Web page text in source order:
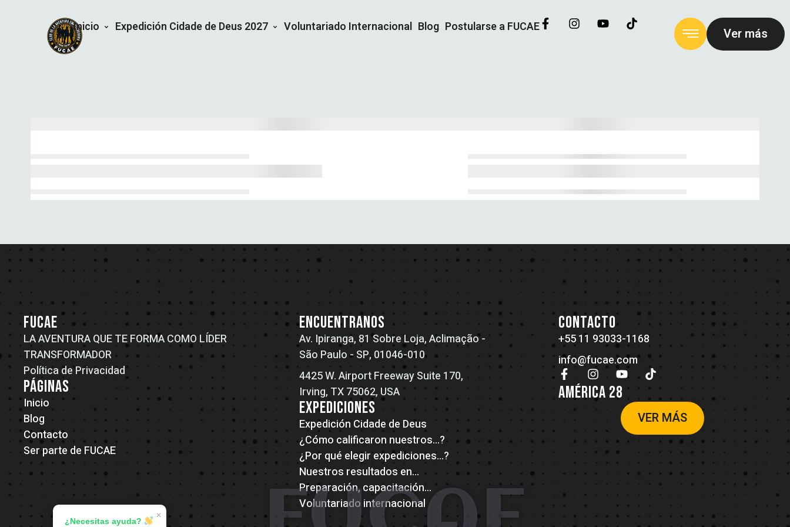
Inicio Expedición Cidade de Deus 2027 Voluntariado Internacional Blog Postularse a FUCAE Ver más
FUCAE
LA AVENTURA QUE TE FORMA COMO LÍDER
TRANSFORMADOR
Política de Privacidad
PÁGINAS
Inicio
Blog
Contacto
Ser parte de FUCAE
ENCUENTRANOS
Av. Ipiranga, 81 Sobre Loja, Aclimação -
São Paulo - SP, 01046-010
4425 W. Airport Freeway Suite 170,
Irving, TX 75062, USA
EXPEDICIONES
Expedición Cidade de Deus
¿Cómo calificaron nuestros...?
¿Por qué elegir expediciones...?
Nuestros resultados en...
Preparación, capacitación...
Voluntariado internacional
CONTACTO
+55 11 93033-1168
info@fucae.com
AMÉRICA 28
VER MÁS
✕
¿Necesitas ayuda?